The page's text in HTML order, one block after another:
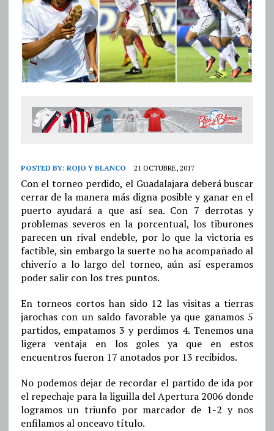
POSTED BY: ROJO Y BLANCO 21 OCTUBRE, 2017
Con el torneo perdido, el Guadalajara deberá buscar
cerrar de la manera más digna posible y ganar en el
puerto ayudará a que así sea. Con 7 derrotas y
problemas severos en la porcentual, los tiburones
parecen un rival endeble, por lo que la victoria es
factible, sin embargo la suerte no ha acompañado al
chiverío a lo largo del torneo, aún así esperamos
poder salir con los tres puntos.
En torneos cortos han sido 12 las visitas a tierras
jarochas con un saldo favorable ya que ganamos 5
partidos, empatamos 3 y perdimos 4. Tenemos una
ligera ventaja en los goles ya que en estos
encuentros fueron 17 anotados por 13 recibidos.
No podemos dejar de recordar el partido de ida por
el repechaje para la liguilla del Apertura 2006 donde
logramos un triunfo por marcador de 1-2 y nos
enfilamos al onceavo título.